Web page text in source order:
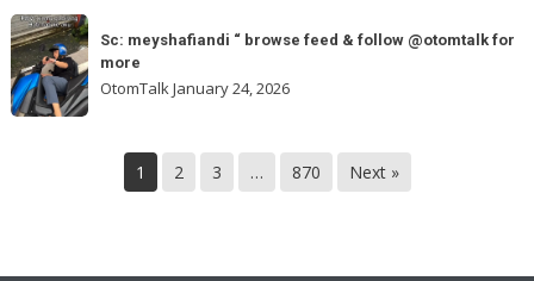
follow
@otomtalk
Sc:
nguuuuuuung
“
browse
Sc:
meyshafiandi
“
browse
Sc: meyshafiandi “ browse feed & follow @otomtalk for
more
OtomTalkJanuary 24, 2026
1 2 3 … 870 Next »